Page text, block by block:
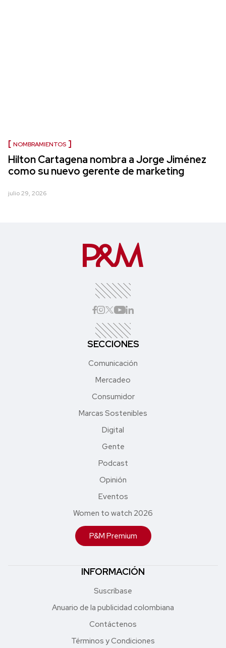
NOMBRAMIENTOS
Hilton Cartagena nombra a Jorge Jiménez
como su nuevo gerente de marketing
julio 29, 2026
SECCIONES
Comunicación
Mercadeo
Consumidor
Marcas Sostenibles
Digital
Gente
Podcast
Opinión
Eventos
Women to watch 2026
P&M Premium
INFORMACIÓN
Suscríbase
Anuario de la publicidad colombiana
Contáctenos
Términos y Condiciones